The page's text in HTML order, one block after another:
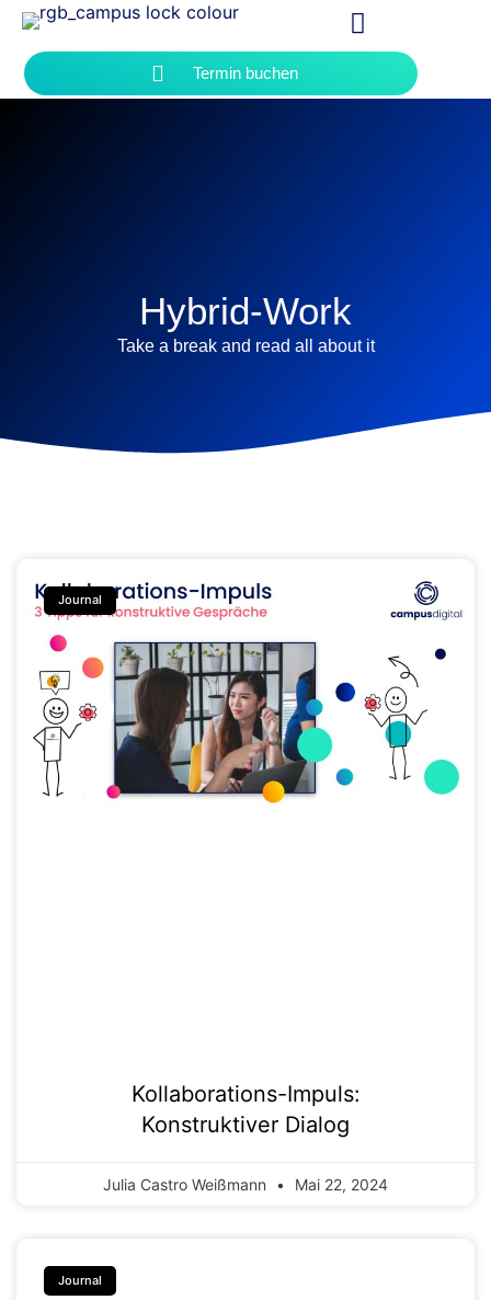
Termin buchen
Hybrid-Work
Take a break and read all about it
Journal
Kollaborations-Impuls:
Konstruktiver Dialog
Julia Castro Weißmann Mai 22, 2024
Journal